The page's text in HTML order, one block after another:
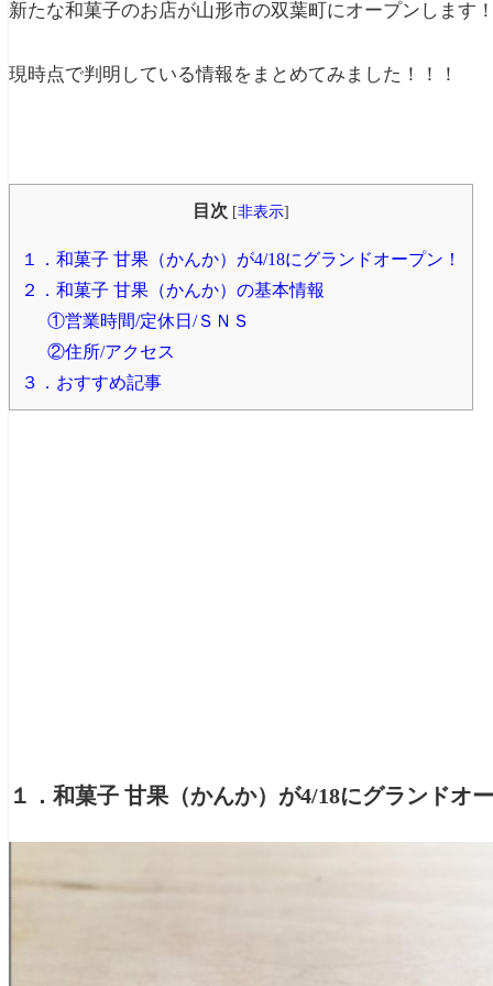
新たな和菓子のお店が山形市の双葉町にオープンします
現時点で判明している情報をまとめてみました！！！
目次 [非表示]
１．和菓子 甘果（かんか）が4/18にグランドオープン！
２．和菓子 甘果（かんか）の基本情報
①営業時間/定休日/ＳＮＳ
②住所/アクセス
３．おすすめ記事
１．和菓子 甘果（かんか）が4/18にグランドオ